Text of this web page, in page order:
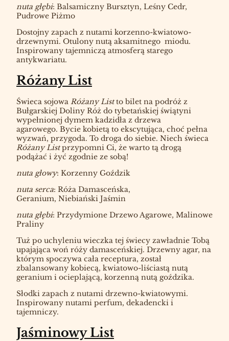
nuta głębi: Balsamiczny Bursztyn, Leśny Cedr,
Pudrowe Piżmo
Dostojny zapach z nutami korzenno-kwiatowo-
drzewnymi. Otulony nutą aksamitnego miodu.
Inspirowany tajemniczą atmosferą starego
antykwariatu.
Różany List
Świeca sojowa Różany Listto bilet na podróż z
Bułgarskiej Doliny Róż do tybetańskiej świątyni
wypełnionej dymem kadzidła z drzewa
agarowego. Bycie kobietą to ekscytująca, choć pełna
wyzwań, przygoda. To droga do siebie. Niech świeca
Różany Listprzypomni Ci, że warto tą drogą
podążać i żyć zgodnie ze sobą!
nuta głowy: Korzenny Goździk
nuta serca: Róża Damasceńska,
Geranium, Niebiański Jaśmin
nuta głębi: Przydymione Drzewo Agarowe, Malinowe
Praliny
Tuż po uchyleniu wieczka tej świecy zawładnie Tobą
upajająca woń róży damasceńskiej. Drzewny agar, na
którym spoczywa cała receptura, został
zbalansowany kobiecą, kwiatowo-liściastą nutą
geranium i ocieplającą, korzenną nutą goździka.
Słodki zapach z nutami drzewno-kwiatowymi.
Inspirowany nutami perfum, dekadencki i
tajemniczy.
Jaśminowy List